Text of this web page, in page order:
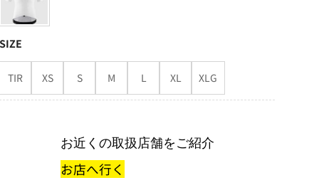
SIZE
TIR XS S M L XL XLG
お近くの取扱店舗をご紹介
お店へ行く